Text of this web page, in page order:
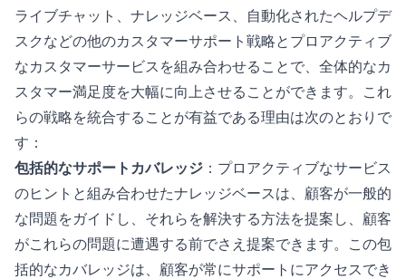
ライブチャット、ナレッジベース、自動化されたヘルプデ
スクなどの他のカスタマーサポート戦略とプロアクティブ
なカスタマーサービスを組み合わせることで、全体的なカ
スタマー満足度を大幅に向上させることができます。これ
らの戦略を統合することが有益である理由は次のとおりで
す：
包括的なサポートカバレッジ ：プロアクティブなサービス
のヒントと組み合わせたナレッジベースは、顧客が一般的
な問題をガイドし、それらを解決する方法を提案し、顧客
がこれらの問題に遭遇する前でさえ提案できます。この包
括的なカバレッジは、顧客が常にサポートにアクセスでき